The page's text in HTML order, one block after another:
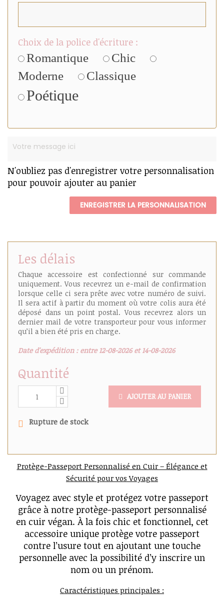
Choix de la police d'écriture :
Romantique
Chic
Moderne
Classique
Poétique
N'oubliez pas d'enregistrer votre personnalisation
pour pouvoir ajouter au panier
ENREGISTRER LA PERSONNALISATION
Les délais
Chaque accessoire est confectionné sur commande
uniquement. Vous recevrez un e-mail de confirmation
lorsque celle ci sera prête avec votre numéro de suivi.
Il sera actif à partir du moment où votre colis aura été
déposé dans un point postal. Vous recevrez alors un
dernier mail de votre transporteur pour vous informer
qu’il a bien été pris en charge.
Date d'expédition : entre 12-08-2026 et 14-08-2026
Quantité
AJOUTER AU PANIER
Rupture de stock
Protège-Passeport Personnalisé en Cuir – Élégance et
Sécurité pour vos Voyages
Voyagez avec style et protégez votre passeport
grâce à notre protège-passeport personnalisé
en cuir végan. À la fois chic et fonctionnel, cet
accessoire unique protège votre passeport
contre l’usure tout en ajoutant une touche
personnelle avec la possibilité d’y inscrire un
nom ou un prénom.
Caractéristiques principales :